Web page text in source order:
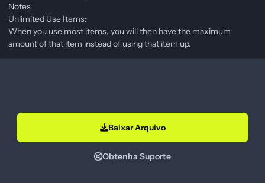
Notes
Unlimited Use Items:
When you use most items, you will then have the maximum
amount of that item instead of using that item up.
Baixar Arquivo
Obtenha Suporte